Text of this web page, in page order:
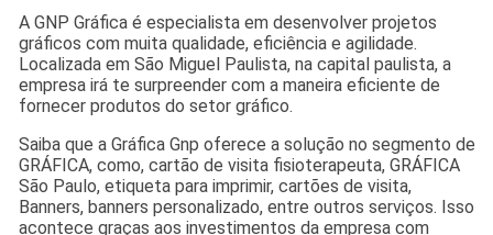
A GNP Gráfica é especialista em desenvolver projetos
gráficos com muita qualidade, eficiência e agilidade.
Localizada em São Miguel Paulista, na capital paulista, a
empresa irá te surpreender com a maneira eficiente de
fornecer produtos do setor gráfico.
Saiba que a Gráfica Gnp oferece a solução no segmento de
GRÁFICA, como, cartão de visita fisioterapeuta, GRÁFICA
São Paulo, etiqueta para imprimir, cartões de visita,
Banners, banners personalizado, entre outros serviços. Isso
acontece graças aos investimentos da empresa com